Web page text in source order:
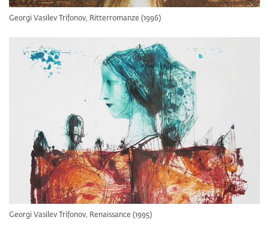
Georgi Vasilev Trifonov, Ritterromanze (1996)
Georgi Vasilev Trifonov, Renaissance (1995)